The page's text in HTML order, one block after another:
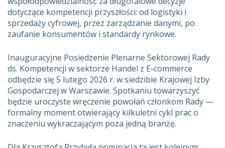
dotyczące kompetencji przyszłości: od logistyki i
sprzedaży cyfrowej, przez zarządzanie danymi, po
zaufanie konsumentów i standardy rynkowe.
Inauguracyjne Posiedzenie Plenarne Sektorowej Rady
ds. Kompetencji w sektorze Handel z E-commerce
odbędzie się 5 lutego 2026 r. w siedzibie Krajowej Izby
Gospodarczej w Warszawie. Spotkaniu towarzyszyć
będzie uroczyste wręczenie powołań członkom Rady —
formalny moment otwierający kilkuletni cykl prac o
znaczeniu wykraczającym poza jedną branżę.